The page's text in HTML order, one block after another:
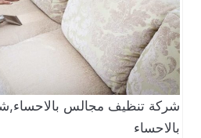
شركة تنظيف مجالس
بالاحساء